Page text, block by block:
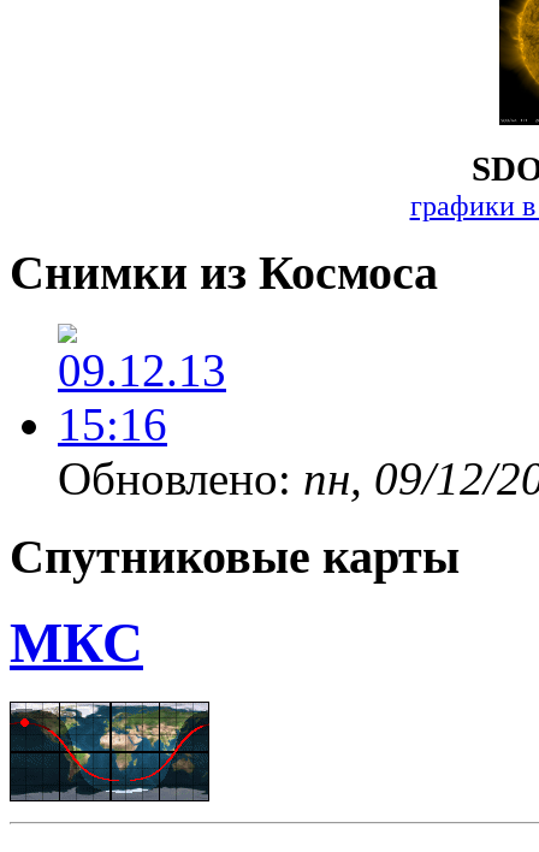
графики
Снимки из Космоса
Обновлено: пн, 09/12/
Спутниковые карты
МКС